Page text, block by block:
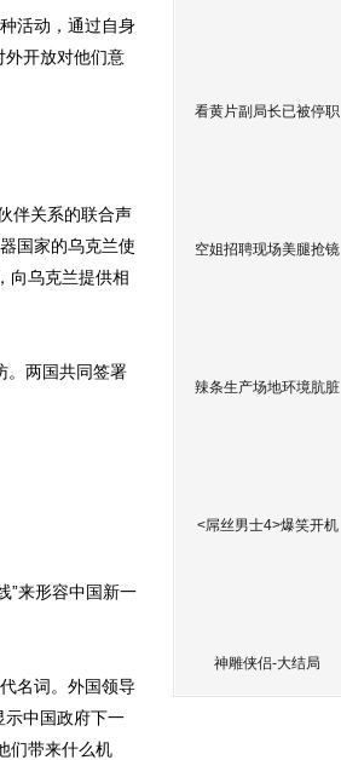
活动，通过自身
外开放对他们意
伴关系的联合声
国家的乌克兰使
向乌克兰提供相
两国共同签署
”来形容中国新一
名词。外国领导
示中国政府下一
们带来什么机
看黄片副局长已被停职
空姐招聘现场美腿抢镜
辣条生产场地环境肮脏
<屌丝男士4>爆笑开机
神雕侠侣-大结局